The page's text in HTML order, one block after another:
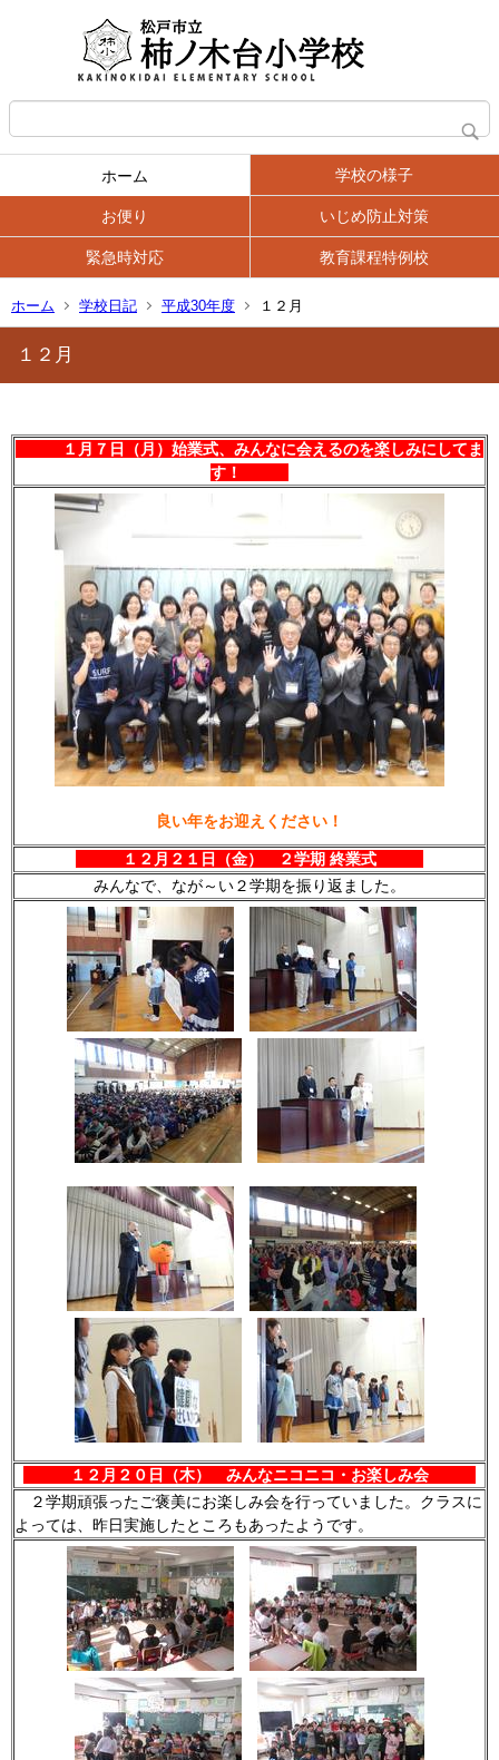
ホーム 学校の様子
お便り いじめ防止対策
緊急時対応 教育課程特例校
ホーム 学校日記 平成30年度 １２月
１２月
１月７日（月）始業式、みんなに会えるのを楽しみにしてま
す！
良い年をお迎えください！
１２月２１日（金） ２学期 終業式
みんなで、なが～い２学期を振り返ました。
１２月２０日（木） みんなニコニコ・お楽しみ会
２学期頑張ったご褒美にお楽しみ会を行っていました。クラスに
よっては、昨日実施したところもあったようです。